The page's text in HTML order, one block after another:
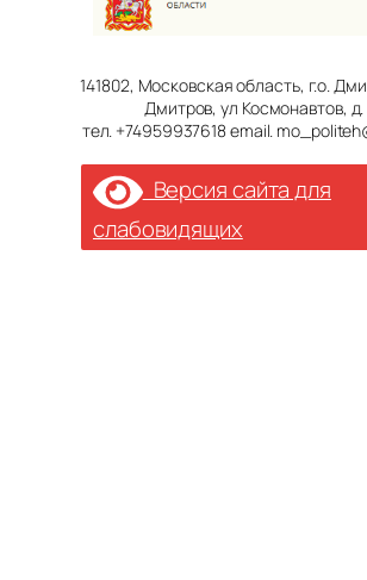
141802, Московская область, г.о.
Дмитров, ул Космонавтов, д.
тел. +74959937618 email.
Версия сайта для
слабовидящих